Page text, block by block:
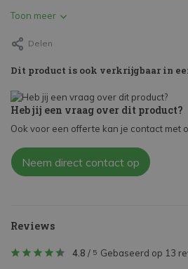
Toon meer
Delen
Dit product is ook verkrijgbaar in
Heb jij een vraag over dit product?
Ook voor een offerte kan je contact met
Neem direct contact op
Reviews
4.8 / 5 Gebaseerd op 13